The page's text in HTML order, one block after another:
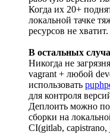
Когда их 20+
локальной тачке
ресурсов не хватит.
В остальных
Никогда не
vagrant + любой
использовать
для контроля
Деплоить можно по
сборки на
CI(gitlab, capistrano,